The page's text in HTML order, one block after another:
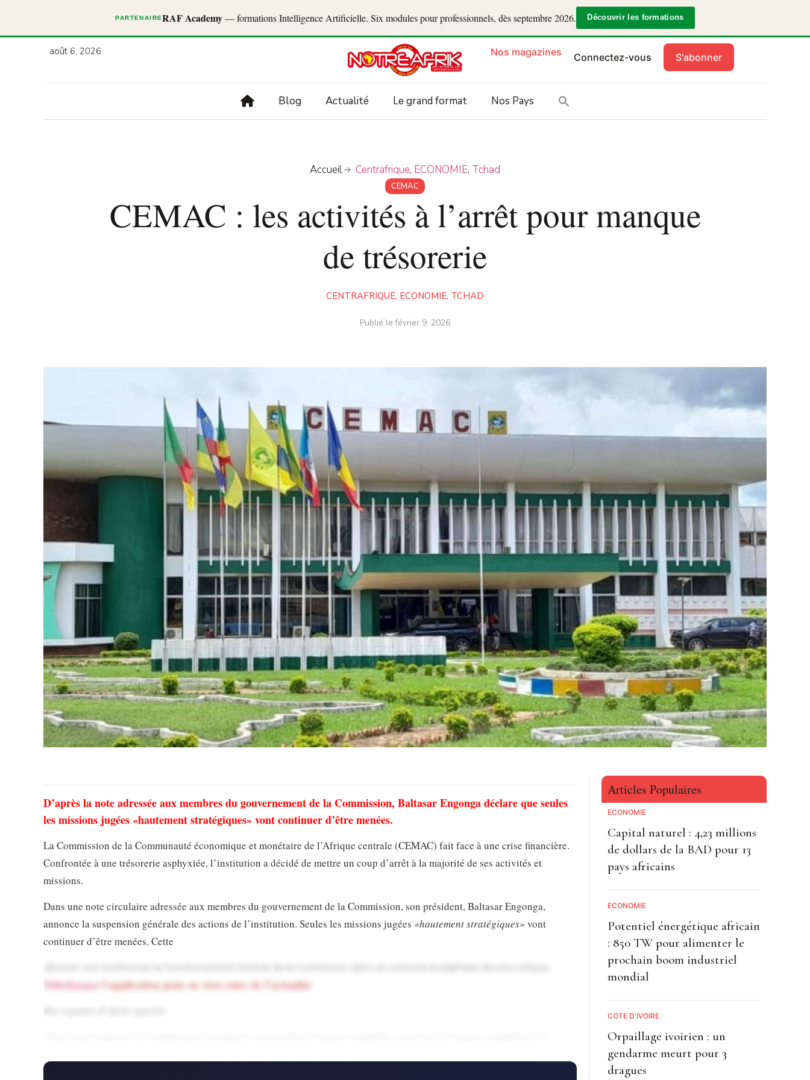
PARTENAIRERAF Academy— formations Intelligence Artificielle. Six modules pour professionnels, dès septembre 2026. Découvrir les formations
août 6, 2026 Nos magazines Connectez-vous S'abonner
Blog Actualité Le grand format Nos Pays
Accueil Centrafrique, ECONOMIE, Tchad
CEMAC
CEMAC : les activités à l’arrêt pour manque
de trésorerie
CENTRAFRIQUE, ECONOMIE, TCHAD
Publié lefévrier 9, 2026
D’après la note adressée aux membres du gouvernement de la Commission, Baltasar Engonga déclare que seules
les missions jugées «hautement stratégiques» vont continuer d’être menées.
La Commission de la Communauté économique et monétaire de l’Afrique centrale (CEMAC) fait face à une crise financière.
Confrontée à une trésorerie asphyxiée, l’institution a décidé de mettre un coup d’arrêt à la majorité de ses activités et
missions.
Dans une note circulaire adressée aux membres du gouvernement de la Commission, son président, Baltasar Engonga,
annonce la suspension générale des actions de l’institution. Seules les missions jugées «hautement stratégiques» vont
continuer d’être menées. Cette
Téléchargezl’application pour ne rien rater de l’actualité
conseils des ministres de l’Union économique de l’Afrique centrale (UEAC) et des réunions du Collège des commissaires,
Articles Populaires
ECONOMIE
Capital naturel : 4,23 millions
de dollars de la BAD pour 13
pays africains
ECONOMIE
Potentiel énergétique africain
: 850 TW pour alimenter le
prochain boom industriel
mondial
CÔTE D'IVOIRE
Orpaillage ivoirien : un
gendarme meurt pour 3
dragues